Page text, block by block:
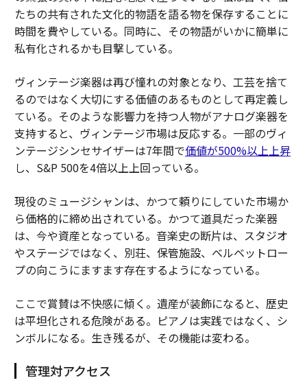
たちの共有された文化的物語を語る物を保存することに
時間を費やしている。同時に、その物語がいかに簡単に
私有化されるかも目撃している。
ヴィンテージ楽器は再び憧れの対象となり、工芸を捨て
るのではなく大切にする価値のあるものとして再定義し
ている。そのような影響力を持つ人物がアナログ楽器を
支持すると、ヴィンテージ市場は反応する。一部のヴィ
ンテージシンセサイザーは7年間で価値が500%以上上昇
し、S&P 500を4倍以上上回っている。
現役のミュージシャンは、かつて頼りにしていた市場か
ら価格的に締め出されている。かつて道具だった楽器
は、今や資産となっている。音楽史の断片は、スタジオ
やステージではなく、別荘、保管施設、ベルベットロー
プの向こうにますます存在するようになっている。
ここで賞賛は不快感に傾く。遺産が装飾になると、歴史
は平坦化される危険がある。ピアノは実践ではなく、シ
ンボルになる。生き残るが、その機能は変わる。
管理対アクセス